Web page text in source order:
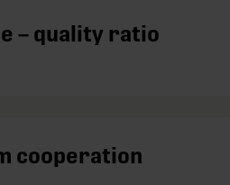
– quality ratio
cooperation